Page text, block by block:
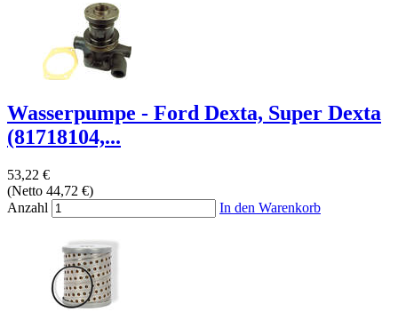
Wasserpumpe - Ford Dexta, Super Dexta
(81718104,...
53,22 €
(Netto 44,72 €)
Anzahl
In den Warenkorb